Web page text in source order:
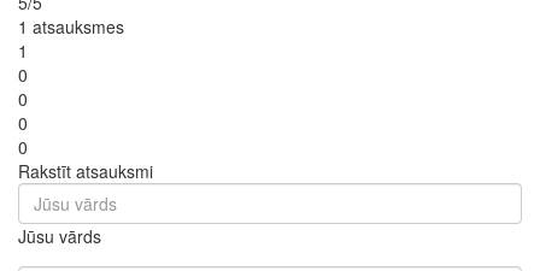
1 atsauksmes
1
0
0
0
0
Rakstīt atsauksmi
Jūsu vārds